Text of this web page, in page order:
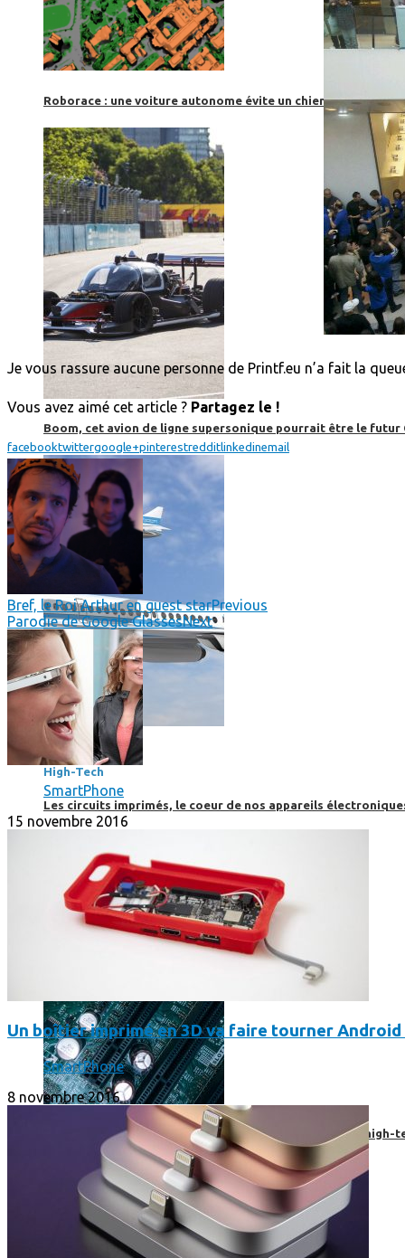
Roborace : une voiture autonome évite un chien mais se
Boom, cet avion de ligne supersonique pourrait être le futur
High-Tech
High-Tech
Les circuits imprimés, le coeur de nos appareils
Prendre une extension de garantie pour vos appareils high-
Je vous rassure aucune personne de Printf.eu n’a fait la
Vous avez aimé cet article ? Partagez le !
facebooktwittergoogle+pinterestredditlinkedinemail
Bref, le Roi Arthur en guest starPrevious
Parodie de Google GlassesNext
SmartPhone
15 novembre 2016
Un boîtier imprimé en 3D va faire tourner
SmartPhone
8 novembre 2016